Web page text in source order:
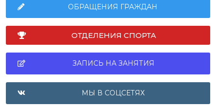
ОБРАЩЕНИЯ ГРАЖДАН
ОТДЕЛЕНИЯ СПОРТА
ЗАПИСЬ НА ЗАНЯТИЯ
МЫ В СОЦСЕТЯХ